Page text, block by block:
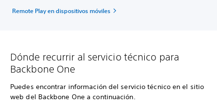
Remote Play en dispositivos móviles
Dónde recurrir al servicio técnico para
Backbone One
Puedes encontrar información del servicio técnico en el sitio
web del Backbone One a continuación.